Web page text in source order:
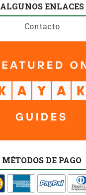
ALGUNOS ENLACES
Contacto
MÉTODOS DE PAGO